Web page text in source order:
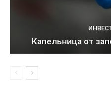
Капельница от